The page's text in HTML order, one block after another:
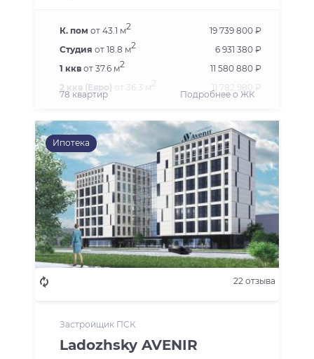
К. пом от 43.1 м2
19 739 800 ₽
Студия от 18.8 м2
6 931 380 ₽
1 ккв от 37.6 м2
11 580 880 ₽
2 ккв (Евро) от 36.3 м 2 11 782 980 ₽
78 квартир Подробнее о ЖК
Ипотека
22 отзыва
Застройщик ПСК
Ladozhsky AVENIR